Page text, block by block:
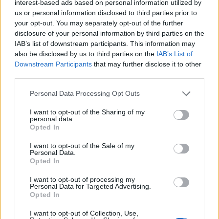
interest-based ads based on personal information utilized by
us or personal information disclosed to third parties prior to
your opt-out. You may separately opt-out of the further
disclosure of your personal information by third parties on the
IAB’s list of downstream participants. This information may
also be disclosed by us to third parties on the IAB’s List of
Downstream Participants that may further disclose it to other
Personal Data Processing Opt Outs
I want to opt-out of the Sharing of my
personal data.
Opted In
I want to opt-out of the Sale of my
Personal Data.
Opted In
I want to opt-out of processing my
Personal Data for Targeted Advertising.
Opted In
I want to opt-out of Collection, Use,
ANZIO Anche quest'anno, come
di consueto, per chi decide di
trascorrere il Capodanno fuori
dalle mura domestiche c'è la
tradizionale festa in piazza a
Nettuno.
31/12/2012
all'aperto in piazza Campo
Marzio, via del Governo Vecchio,
via Agonale, piazza Santa Maria
Liberatrice.
30/12/2012